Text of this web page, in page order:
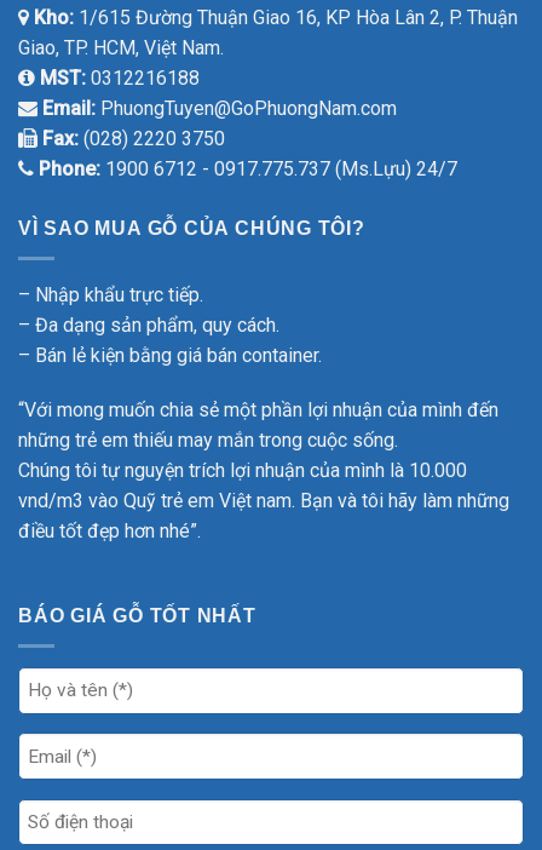
Kho: 1/615 Đường Thuận Giao 16, KP Hòa Lân 2, P. Thuận
Giao, TP. HCM, Việt Nam.
MST: 0312216188
Email: PhuongTuyen@GoPhuongNam.com
Fax: (028) 2220 3750
Phone: 1900 6712 - 0917.775.737 (Ms.Lựu) 24/7
VÌ SAO MUA GỖ CỦA CHÚNG TÔI?
– Nhập khẩu trực tiếp.
– Đa dạng sản phẩm, quy cách.
– Bán lẻ kiện bằng giá bán container.
“Với mong muốn chia sẻ một phần lợi nhuận của mình đến
những trẻ em thiếu may mắn trong cuộc sống.
Chúng tôi tự nguyện trích lợi nhuận của mình là 10.000
vnd/m3 vào Quỹ trẻ em Việt nam. Bạn và tôi hãy làm những
điều tốt đẹp hơn nhé”.
BÁO GIÁ GỖ TỐT NHẤT